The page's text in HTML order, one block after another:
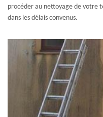
procéder au nettoyage de votre
dans les délais convenus.